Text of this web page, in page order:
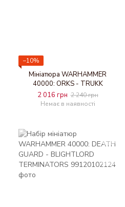
−10%
Мініатюра WARHAMMER
40000: ORKS - TRUKK
2 016 грн 2 240 грн
Немає в наявності